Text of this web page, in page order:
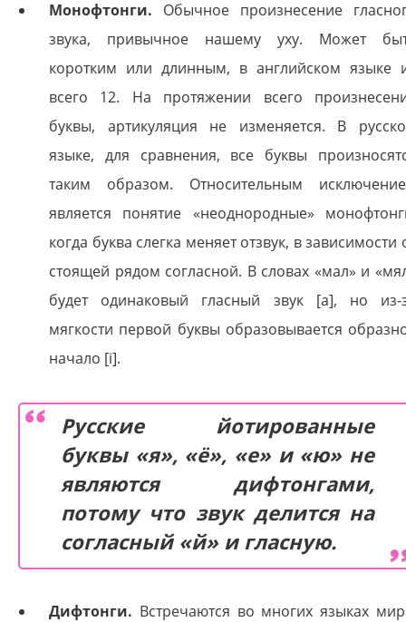
Монофтонги. Обычное произнесение
звука, привычное нашему уху. Может
коротким или длинным, в английском языке
всего 12. На протяжении всего
буквы, артикуляция не изменяется. В
языке, для сравнения, все буквы
таким образом. Относительным
является понятие «неоднородные»
когда буква слегка меняет отзвук, в зависимости
стоящей рядом согласной. В словах «мал» и
будет одинаковый гласный звук [а], но из-
мягкости первой буквы образовывается
начало [i].
Русские йотированные
буквы «я», «ё», «е» и «ю» не
являются дифтонгами,
потому что звук делится на
согласный «й» и гласную.
Дифтонги. Встречаются во многих языках